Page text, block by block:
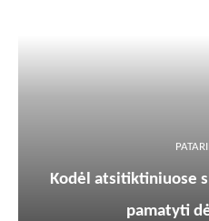
Kodėl atsitiktiniuose
pamatyti